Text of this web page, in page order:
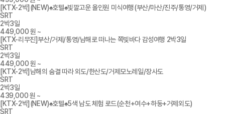
[KTX-2박](NEW)♠호텔♠빛깔고운 올인원 미식여행(부산/마산/진주/통영/거제)
SRT
2박3일
449,000원 ~
[KTX-리무진]부산/거제/통영/남해로 떠나는 쪽빛바다 감성여행 2박3일
SRT
2박3일
449,000원 ~
[KTX-2박]남해의 숨결 따라 외도/한산도/거제모노레일/장사도
SRT
2박3일
439,000원 ~
[KTX-2박](NEW)♠호텔♠5색 남도 체험 로드(순천+여수+하동+거제외도)
SRT